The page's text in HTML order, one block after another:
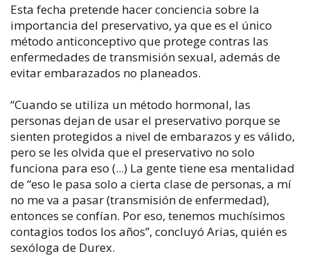
Esta fecha pretende hacer conciencia sobre la
importancia del preservativo, ya que es el único
método anticonceptivo que protege contras las
enfermedades de transmisión sexual, además de
evitar embarazados no planeados.
“Cuando se utiliza un método hormonal, las
personas dejan de usar el preservativo porque se
sienten protegidos a nivel de embarazos y es válido,
pero se les olvida que el preservativo no solo
funciona para eso (...) La gente tiene esa mentalidad
de “eso le pasa solo a cierta clase de personas, a mí
no me va a pasar (transmisión de enfermedad),
entonces se confían. Por eso, tenemos muchísimos
contagios todos los años”, concluyó Arias, quién es
sexóloga de Durex.